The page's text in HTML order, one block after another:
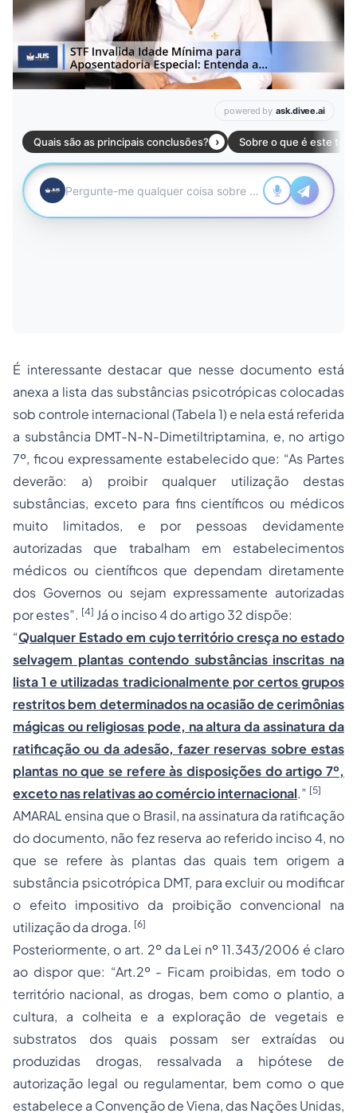
É interessante destacar que nesse documento está
anexa a lista das substâncias psicotrópicas colocadas
sob controle internacional (Tabela 1) e nela está referida
a substância DMT-N-N-Dimetiltriptamina, e, no artigo
7º, ficou expressamente estabelecido que: “As Partes
deverão: a) proibir qualquer utilização destas
substâncias, exceto para fins científicos ou médicos
muito limitados, e por pessoas devidamente
autorizadas que trabalham em estabelecimentos
médicos ou científicos que dependam diretamente
dos Governos ou sejam expressamente autorizadas
por estes”. [4] Já o inciso 4 do artigo 32 dispõe:
“Qualquer Estado em cujo território cresça no estado
selvagem plantas contendo substâncias inscritas na
lista 1 e utilizadas tradicionalmente por certos grupos
restritos bem determinados na ocasião de cerimônias
mágicas ou religiosas pode, na altura da assinatura da
ratificação ou da adesão, fazer reservas sobre estas
plantas no que se refere às disposições do artigo 7º,
exceto nas relativas ao comércio internacional.” [5]
AMARAL ensina que o Brasil, na assinatura da ratificação
do documento, não fez reserva ao referido inciso 4, no
que se refere às plantas das quais tem origem a
substância psicotrópica DMT, para excluir ou modificar
o efeito impositivo da proibição convencional na
utilização da droga. [6]
Posteriormente, o art. 2º da Lei nº 11.343/2006 é claro
ao dispor que: “Art.2º - Ficam proibidas, em todo o
território nacional, as drogas, bem como o plantio, a
cultura, a colheita e a exploração de vegetais e
substratos dos quais possam ser extraídas ou
produzidas drogas, ressalvada a hipótese de
autorização legal ou regulamentar, bem como o que
estabelece a Convenção de Viena, das Nações Unidas,